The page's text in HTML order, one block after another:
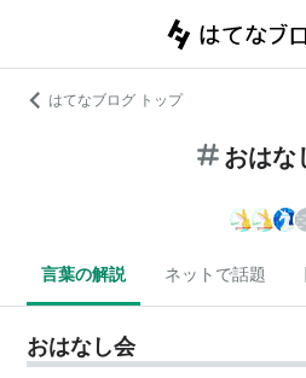
はてなブログ トップ
おはな
言葉の解説 ネットで話題
おはなし会